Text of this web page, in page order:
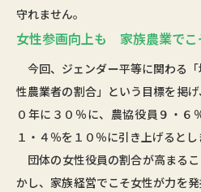
守れません。
女性参画向上も 家族農業でこ
今回、ジェンダー平等に関わる
性農業者の割合」という目標を掲
０年に３０％に、農協役員９・６
１・４％を１０％に引き上げるとし
団体の女性役員の割合が高まる
かし、家族経営でこそ女性が力を